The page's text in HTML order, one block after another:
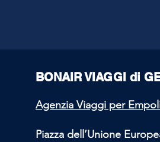
BONAIR VIAGGI di
Agenzia Viaggi per
Piazza dell’Unione